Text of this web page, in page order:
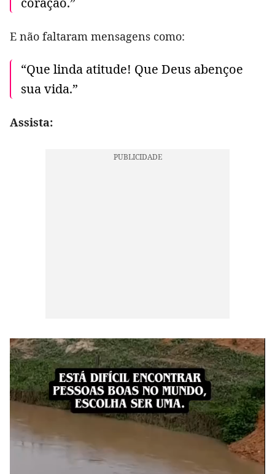
E não faltaram mensagens como:
“Que linda atitude! Que Deus abençoe
sua vida.”
Assista: